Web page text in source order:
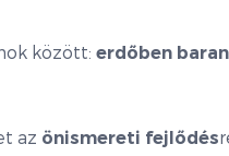
között: erdőben
az önismereti fejlődés